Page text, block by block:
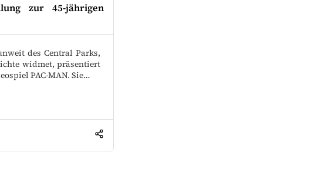
zur 45-jährigen
des Central Parks,
widmet, präsentiert
PAC-MAN. Sie…